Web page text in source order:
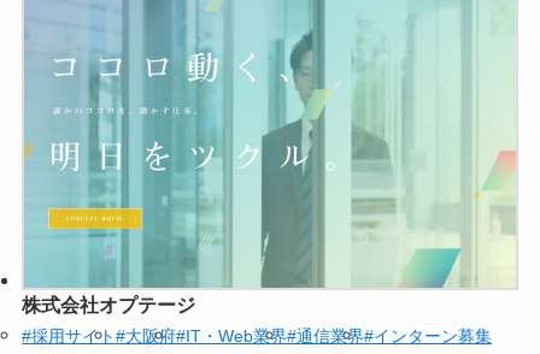
株式会社オプテージ
#採用サイト#大阪府#IT・Web業界#通信業界#インターン募集